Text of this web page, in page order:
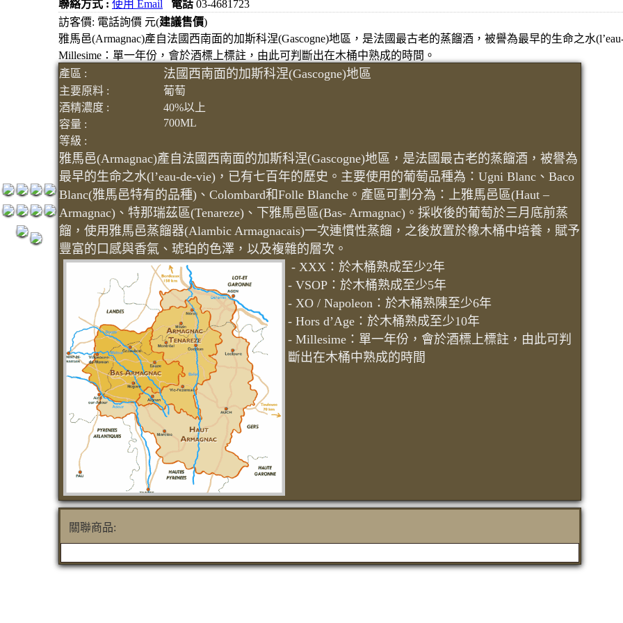
聯絡方式 : 使用 Email 電話 03-4681723
訪客價: 電話詢價 元(建議售價)
雅馬邑(Armagnac)產自法國西南面的加斯科涅(Gascogne)地區，是法國最古老的蒸餾酒，被譽為最早的生命之水
Millesime：單一年份，會於酒標上標註，由此可判斷出在木桶中熟成的時間。
產區 :
法國西南面的加斯科涅(Gascogne)地區
主要原料 :
葡萄
酒精濃度 :
40%以上
容量 :
700ML
等級 :
雅馬邑(Armagnac)產自法國西南面的加斯科涅(Gascogne)地區，是法國最古老的蒸餾酒，被譽為
最早的生命之水(l’eau-de-vie)，已有七百年的歷史。主要使用的葡萄品種為：Ugni Blanc、Baco
Blanc(雅馬邑特有的品種)、Colombard和Folle Blanche。產區可劃分為：上雅馬邑區(Haut –
Armagnac)、特那瑞茲區(Tenareze)、下雅馬邑區(Bas- Armagnac)。採收後的葡萄於三月底前蒸
餾，使用雅馬邑蒸餾器(Alambic Armagnacais)一次連慣性蒸餾，之後放置於橡木桶中培養，賦予
豐富的口感與香氣、琥珀的色澤，以及複雜的層次。
- XXX：於木桶熟成至少2年
- VSOP：於木桶熟成至少5年
- XO / Napoleon：於木桶熟陳至少6年
- Hors d’Age：於木桶熟成至少10年
- Millesime：單一年份，會於酒標上標註，由此可判
斷出在木桶中熟成的時間
關聯商品: